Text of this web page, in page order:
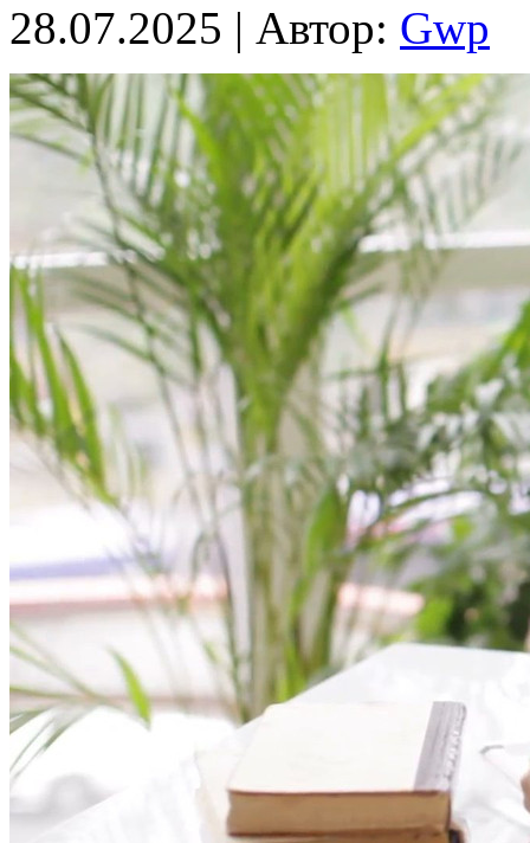
28.07.2025 | Автор: Gwp